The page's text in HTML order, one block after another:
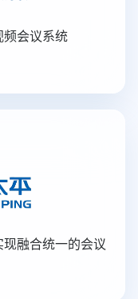
频会议系统
融合统一的会议